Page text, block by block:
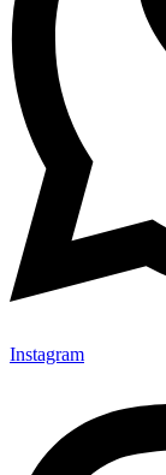
Instagram